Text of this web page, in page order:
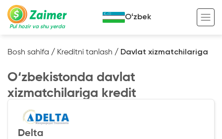
Pul hozir va shu yerda
Avto garov evaziga kredit
Maxsus texnika garov evaziga kredit
Foydali
Kreditingizning hayotiy tsikli
Oʻzbek
Bosh sahifa / Kreditni tanlash / Davlat xizmatchilariga
O‘zbekistonda davlat
xizmatchilariga kredit
Delta